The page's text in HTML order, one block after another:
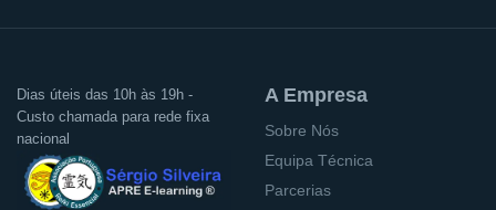
Dias úteis das 10h às 19h -
Custo chamada para rede fixa
nacional
A Empresa
Sobre Nós
Equipa Técnica
Parcerias